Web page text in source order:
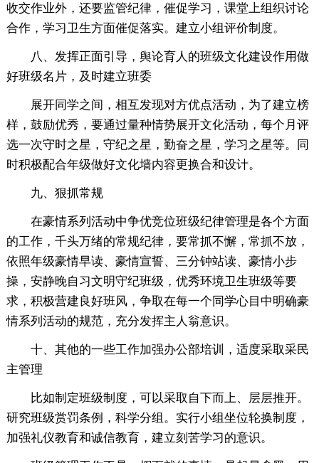
收交作业外，还要监管纪律，催促学习，课堂上组织讨论
合作，学习卫生方面催促落实。建立小组评价制度。
八、发挥正面引导，舆论育人的班级文化建设作用做
好班级名片，及时建立班委
展开同学之间，相互发现对方优点活动，为了建立榜
样，鼓励优秀，要通过量种情势展开文化活动，每个月评
选一次守时之星，守纪之星，勤奋之星，学习之星等。同
时积极配合年级做好文化墙内容更换合和设计。
九、狠抓常规
在豪情系列活动中争优竞位班级纪律管理是各个方面
的工作，千头万绪的常规纪律，要常抓不懈，常抓不放，
依照年级豪情早读、豪情宣誓、三分钟站读、豪情小步
操，安静晚自习文明守纪班级，优秀环境卫生班级等要
求，积极营建良好班风，争取在每一个同学心目中明确豪
情系列活动的规范，充分发挥主人翁意识。
十、其他的一些工作加强办公部培训，适度采取采民
主管理
比如制定班级制度，可以采取自下而上、层层推开。
研究班级赏罚条例，科学分组。实行小组坐位轮换制度，
加强礼仪教育和诚信教育，建立刻苦学习的意识。